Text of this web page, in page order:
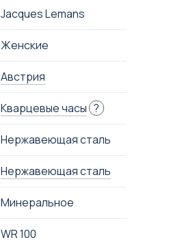
Jacques Lemans
Женские
Австрия
Кварцевые часы ?
Нержавеющая сталь
Нержавеющая сталь
Минеральное
WR 100